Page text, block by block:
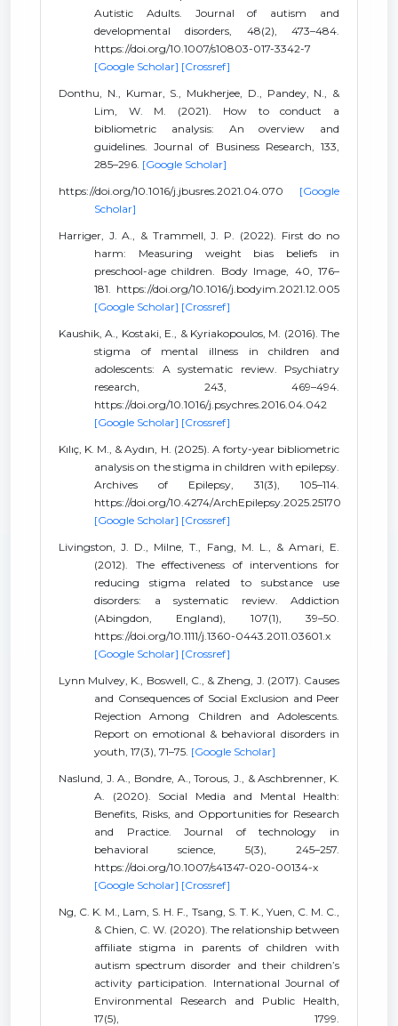
Autistic Adults. Journal of autism and
developmental disorders, 48(2), 473–484.
https://doi.org/10.1007/s10803-017-3342-7
[Google Scholar] [Crossref]
Donthu, N., Kumar, S., Mukherjee, D., Pandey, N., &
Lim, W. M. (2021). How to conduct a
bibliometric analysis: An overview and
guidelines. Journal of Business Research, 133,
285–296. [Google Scholar]
https://doi.org/10.1016/j.jbusres.2021.04.070 [Google
Scholar]
Harriger, J. A., & Trammell, J. P. (2022). First do no
harm: Measuring weight bias beliefs in
preschool-age children. Body Image, 40, 176–
181. https://doi.org/10.1016/j.bodyim.2021.12.005
[Google Scholar] [Crossref]
Kaushik, A., Kostaki, E., & Kyriakopoulos, M. (2016). The
stigma of mental illness in children and
adolescents: A systematic review. Psychiatry
research, 243, 469–494.
https://doi.org/10.1016/j.psychres.2016.04.042
[Google Scholar] [Crossref]
Kılıç, K. M., & Aydın, H. (2025). A forty-year bibliometric
analysis on the stigma in children with epilepsy.
Archives of Epilepsy, 31(3), 105–114.
https://doi.org/10.4274/ArchEpilepsy.2025.25170
[Google Scholar] [Crossref]
Livingston, J. D., Milne, T., Fang, M. L., & Amari, E.
(2012). The effectiveness of interventions for
reducing stigma related to substance use
disorders: a systematic review. Addiction
(Abingdon, England), 107(1), 39–50.
https://doi.org/10.1111/j.1360-0443.2011.03601.x
[Google Scholar] [Crossref]
Lynn Mulvey, K., Boswell, C., & Zheng, J. (2017). Causes
and Consequences of Social Exclusion and Peer
Rejection Among Children and Adolescents.
Report on emotional & behavioral disorders in
youth, 17(3), 71–75. [Google Scholar]
Naslund, J. A., Bondre, A., Torous, J., & Aschbrenner, K.
A. (2020). Social Media and Mental Health:
Benefits, Risks, and Opportunities for Research
and Practice. Journal of technology in
behavioral science, 5(3), 245–257.
https://doi.org/10.1007/s41347-020-00134-x
[Google Scholar] [Crossref]
Ng, C. K. M., Lam, S. H. F., Tsang, S. T. K., Yuen, C. M. C.,
& Chien, C. W. (2020). The relationship between
affiliate stigma in parents of children with
autism spectrum disorder and their children’s
activity participation. International Journal of
Environmental Research and Public Health,
17(5), 1799.